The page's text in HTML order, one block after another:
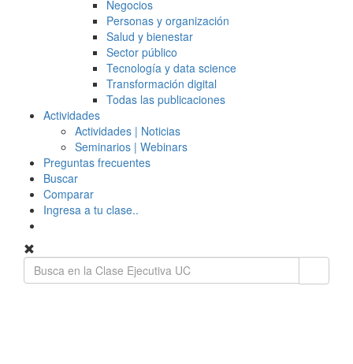
Negocios
Personas y organización
Salud y bienestar
Sector público
Tecnología y data science
Transformación digital
Todas las publicaciones
Actividades
Actividades | Noticias
Seminarios | Webinars
Preguntas frecuentes
Buscar
Comparar
Ingresa a tu clase..